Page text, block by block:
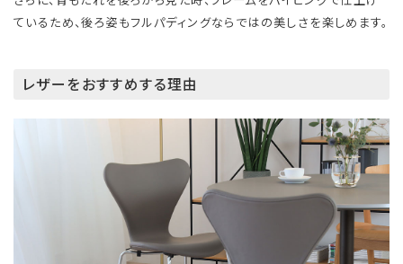
ているため、後ろ姿もフルパディングならではの美しさを楽しめます。
レザーをおすすめする理由